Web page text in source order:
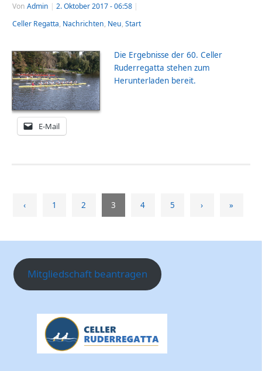
VonAdmin | 2. Oktober 2017- 06:58 |
Celler Regatta, Nachrichten, Neu,Start
Die Ergebnisse der 60. Celler
Ruderregatta stehen zum
Herunterladen bereit.
E-Mail
‹ 1 2 3 4 5 › »
Mitgliedschaft beantragen